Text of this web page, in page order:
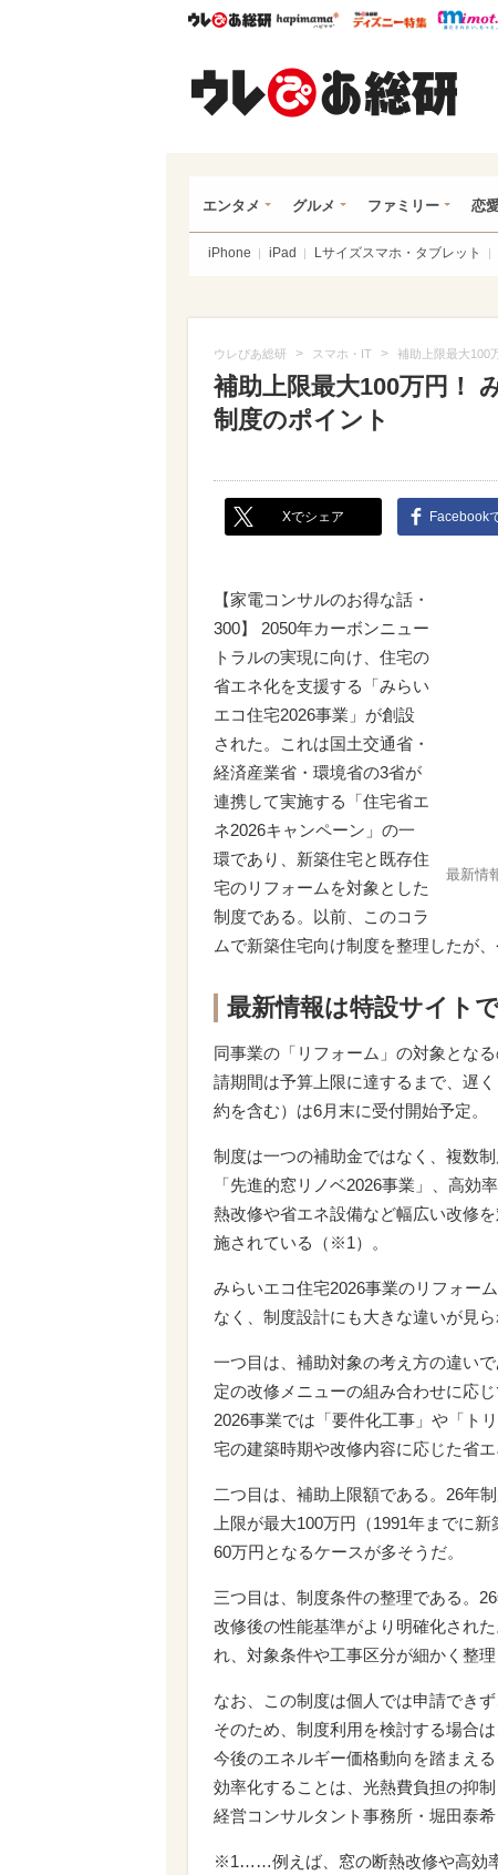
ウレぴあ総研ハピママ* ウレぴ
エンタメ グルメ ファミリー 恋
iPhone iPad Lサイズスマホ・タブレット
ウレぴあ総研 > スマホ・IT > 補助上限最大100
補助上限最大100万円！
制度のポイント
Xでシェア Facebook
最新情
【家電コンサルのお得な話・
300】 2050年カーボンニュー
トラルの実現に向け、住宅の
省エネ化を支援する「みらい
エコ住宅2026事業」が創設
された。これは国土交通省・
経済産業省・環境省の3省が
連携して実施する「住宅省エ
ネ2026キャンペーン」の一
環であり、新築住宅と既存住
宅のリフォームを対象とした
制度である。以前、このコラ
ムで新築住宅向け制度を整理したが
最新情報は特設サイト
同事業の「リフォーム」の対象とな
請期間は予算上限に達するまで、遅
約を含む）は6月末に受付開始予定。
制度は一つの補助金ではなく、複数
「先進的窓リノベ2026事業」、高効
熱改修や省エネ設備など幅広い改修
施されている（※1）。
みらいエコ住宅2026事業のリフォー
なく、制度設計にも大きな違いが見ら
一つ目は、補助対象の考え方の違い
定の改修メニューの組み合わせに応
2026事業では「要件化工事」や「ト
宅の建築時期や改修内容に応じた省
二つ目は、補助上限額である。26年
上限が最大100万円（1991年までに
60万円となるケースが多そうだ。
三つ目は、制度条件の整理である。
改修後の性能基準がより明確化され
れ、対象条件や工事区分が細かく整理
なお、この制度は個人では申請でき
そのため、制度利用を検討する場合
今後のエネルギー価格動向を踏まえ
効率化することは、光熱費負担の抑
経営コンサルタント事務所・堀田泰希
※1……例えば、窓の断熱改修や高効率